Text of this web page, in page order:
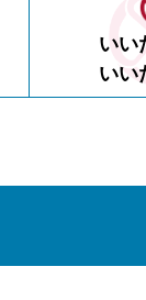
いい
いい